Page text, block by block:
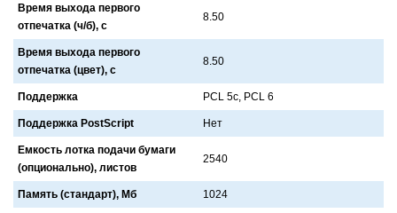
Время выхода первого
отпечатка (ч/б), с
8.50
Время выхода первого
отпечатка (цвет), с
8.50
Поддержка PCL 5c, PCL 6
Поддержка PostScript Нет
Емкость лотка подачи бумаги
(опционально), листов
2540
Память (стандарт), Мб 1024